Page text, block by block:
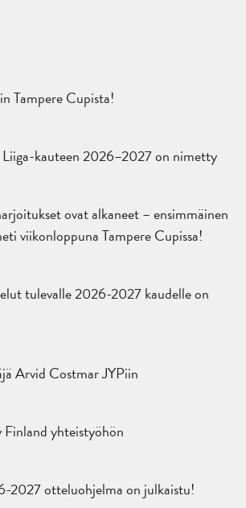
Tampere Cupista!
kauteen 2026–2027 on nimetty
ovat alkaneet – ensimmäinen
viikonloppuna Tampere Cupissa!
tulevalle 2026-2027 kaudelle on
Arvid Costmar JYPiin
yhteistyöhön
2027 otteluohjelma on julkaistu!